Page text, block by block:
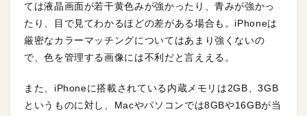
ては液晶画面が若干黄色みが強かったり、青みが強かっ
たり、目で見てわかるほどの差がある場合も。iPhoneは
厳密なカラーマッチングについてはあまり強くないの
で、色を管理する画像には不利だと言ええる。
また、iPhoneに搭載されている内蔵メモリは2GB、3GB
というものに対し、Macやパソコンでは8GBや16GBが当